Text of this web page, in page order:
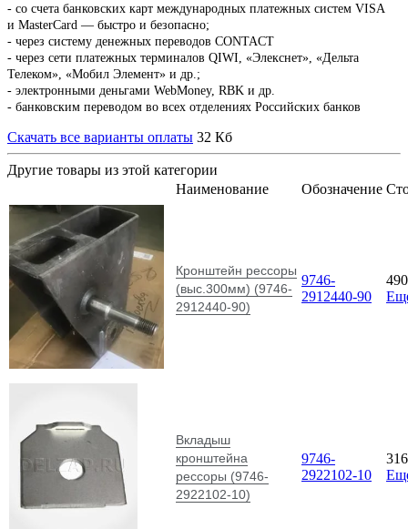
- со счета банковских карт международных платежных систем VISA
и MasterCard — быстро и безопасно;
- через систему денежных переводов CONTACT
- через сети платежных терминалов QIWI, «Элекснет», «Дельта
Телеком», «Мобил Элемент» и др.;
- электронными деньгами WebMoney, RBK и др.
- банковским переводом во всех отделениях Российских банков
Скачать все варианты оплаты 32 Кб
Другие товары из этой категории
Наименование
Обозначение
Кронштейн рессоры
(выс.300мм) (9746-
2912440-90)
9746-
2912440-90
Вкладыш
кронштейна
рессоры (9746-
2922102-10)
9746-
2922102-10